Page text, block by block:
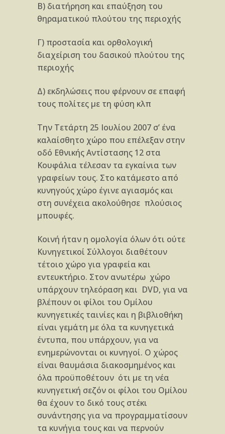
Β) διατήρηση και επαύξηση του
θηραματικού πλούτου της περιοχής
Γ) προστασία και ορθολογική
διαχείριση του δασικού πλούτου της
περιοχής
Δ) εκδηλώσεις που φέρνουν σε επαφή
τους πολίτες με τη φύση κλπ
Την Τετάρτη 25 Ιουλίου 2007 σ’ ένα
καλαίσθητο χώρο που επέλεξαν στην
οδό Εθνικής Αντίστασης 12 στα
Κουφάλια τέλεσαν τα εγκαίνια των
γραφείων τους. Στο κατάμεστο από
κυνηγούς χώρο έγινε αγιασμός και
στη συνέχεια ακολούθησε πλούσιος
μπουφές.
Κοινή ήταν η ομολογία όλων ότι ούτε
Κυνηγετικοί Σύλλογοι διαθέτουν
τέτοιο χώρο για γραφεία και
εντευκτήριο. Στον ανωτέρω χώρο
υπάρχουν τηλεόραση και DVD, για να
βλέπουν οι φίλοι του Ομίλου
κυνηγετικές ταινίες και η βιβλιοθήκη
είναι γεμάτη με όλα τα κυνηγετικά
έντυπα, που υπάρχουν, για να
ενημερώνονται οι κυνηγοί. Ο χώρος
είναι θαυμάσια διακοσμημένος και
όλα προϋποθέτουν ότι με τη νέα
κυνηγετική σεζόν οι φίλοι του Ομίλου
θα έχουν το δικό τους στέκι
συνάντησης για να προγραμματίσουν
τα κυνήγια τους και να περνούν